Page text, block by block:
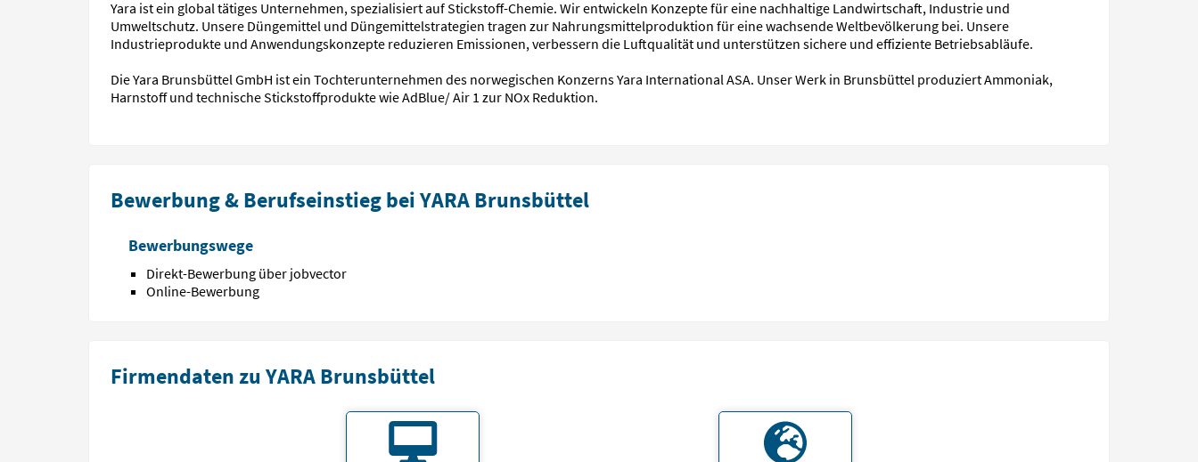
Yara ist ein global tätiges Unternehmen, spezialisiert auf Stickstoff-Chemie. Wir entwickeln Konzepte für eine nachhaltige Landwirtschaft, Industrie und
Umweltschutz. Unsere Düngemittel und Düngemittelstrategien tragen zur Nahrungsmittelproduktion für eine wachsende Weltbevölkerung bei. Unsere
Industrieprodukte und Anwendungskonzepte reduzieren Emissionen, verbessern die Luftqualität und unterstützen sichere und effiziente Betriebsabläufe.
Die Yara Brunsbüttel GmbH ist ein Tochterunternehmen des norwegischen Konzerns Yara International ASA. Unser Werk in Brunsbüttel produziert Ammoniak,
Harnstoff und technische Stickstoffprodukte wie AdBlue/ Air 1 zur NOx Reduktion.
Bewerbung & Berufseinstieg bei YARA Brunsbüttel
Bewerbungswege
Direkt-Bewerbung über jobvector
Online-Bewerbung
Firmendaten zu YARA Brunsbüttel